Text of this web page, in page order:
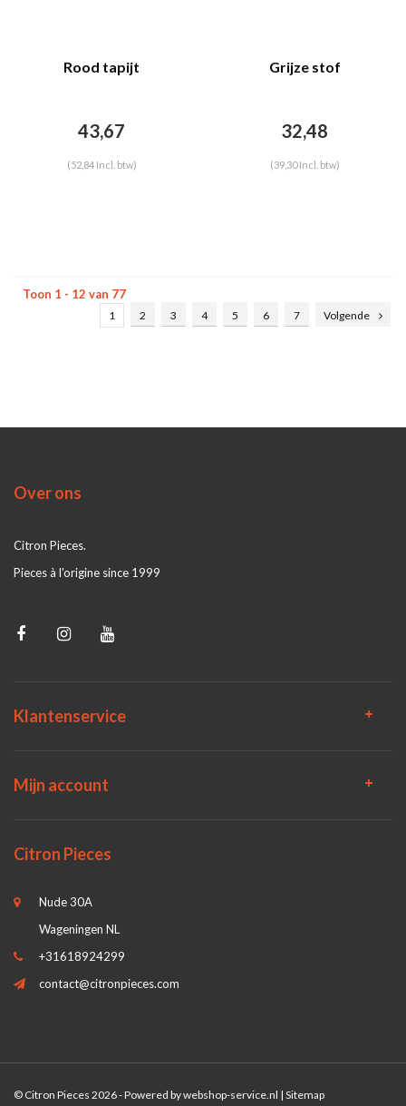
Rood tapijt
43,67
(52,84 Incl. btw)
Grijze stof
32,48
(39,30 Incl. btw)
Toon 1 - 12 van 77
1 2 3 4 5 6 7 Volgende
Over ons
Citron Pieces.
Pieces à l'origine since 1999
Klantenservice
Mijn account
Citron Pieces
Nude 30A
Wageningen NL
+31618924299
contact@citronpieces.com
© Citron Pieces 2026 - Powered bywebshop-service.nl | Sitemap